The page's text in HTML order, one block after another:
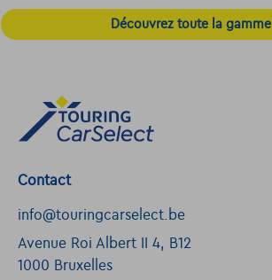
Découvrez toute la gamme
Contact
info@touringcarselect.be
Avenue Roi Albert II 4, B12
1000 Bruxelles